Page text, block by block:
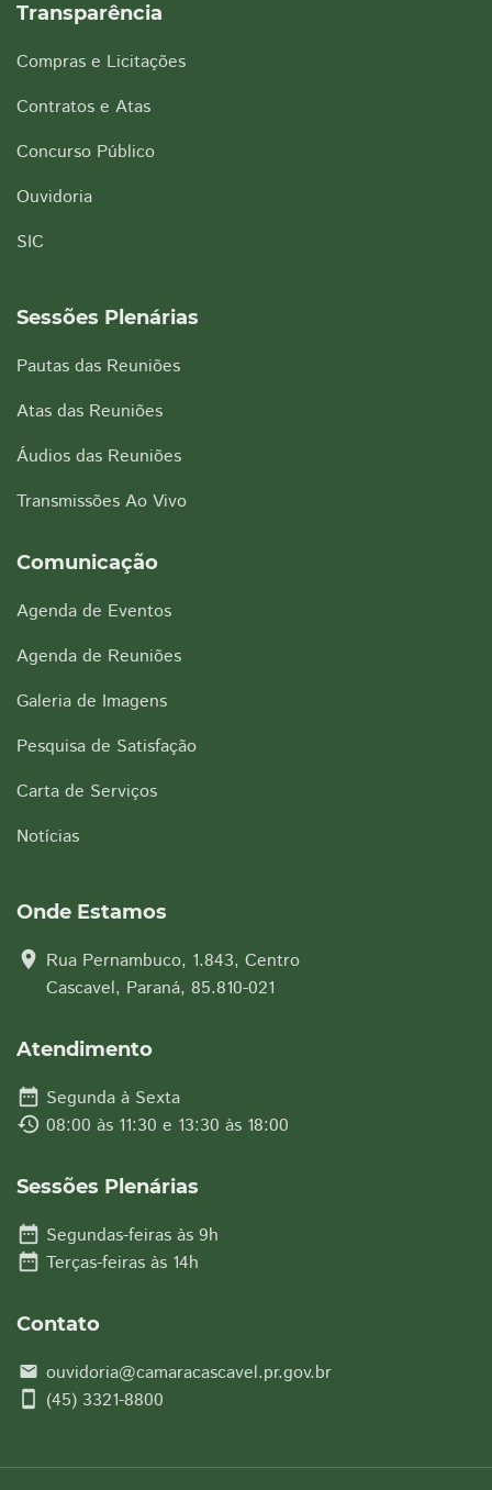
Transparência
Compras e Licitações
Contratos e Atas
Concurso Público
Ouvidoria
SIC
Sessões Plenárias
Pautas das Reuniões
Atas das Reuniões
Áudios das Reuniões
Transmissões Ao Vivo
Comunicação
Agenda de Eventos
Agenda de Reuniões
Galeria de Imagens
Pesquisa de Satisfação
Carta de Serviços
Notícias
Onde Estamos
location_on Rua Pernambuco, 1.843, Centro
Cascavel, Paraná, 85.810-021
Atendimento
date_range Segunda à Sexta
history 08:00 às 11:30 e 13:30 às 18:00
Sessões Plenárias
date_range Segundas-feiras às 9h
date_range Terças-feiras às 14h
Contato
email ouvidoria@camaracascavel.pr.gov.br
smartphone (45) 3321-8800